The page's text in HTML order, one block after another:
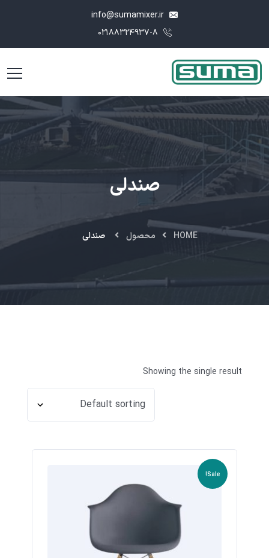
صندلی
HOME محصول صندلی
Showing the single result
Sale!